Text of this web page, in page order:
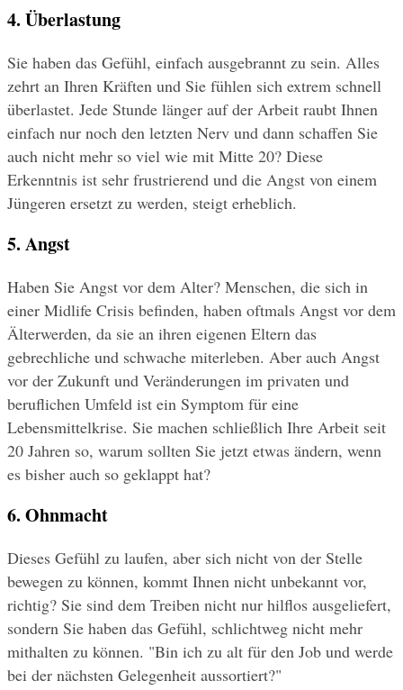
4. Überlastung
Sie haben das Gefühl, einfach ausgebrannt zu sein. Alles
zehrt an Ihren Kräften und Sie fühlen sich extrem schnell
überlastet. Jede Stunde länger auf der Arbeit raubt Ihnen
einfach nur noch den letzten Nerv und dann schaffen Sie
auch nicht mehr so viel wie mit Mitte 20? Diese
Erkenntnis ist sehr frustrierend und die Angst von einem
Jüngeren ersetzt zu werden, steigt erheblich.
5. Angst
Haben Sie Angst vor dem Alter? Menschen, die sich in
einer Midlife Crisis befinden, haben oftmals Angst vor dem
Älterwerden, da sie an ihren eigenen Eltern das
gebrechliche und schwache miterleben. Aber auch Angst
vor der Zukunft und Veränderungen im privaten und
beruflichen Umfeld ist ein Symptom für eine
Lebensmittelkrise. Sie machen schließlich Ihre Arbeit seit
20 Jahren so, warum sollten Sie jetzt etwas ändern, wenn
es bisher auch so geklappt hat?
6. Ohnmacht
Dieses Gefühl zu laufen, aber sich nicht von der Stelle
bewegen zu können, kommt Ihnen nicht unbekannt vor,
richtig? Sie sind dem Treiben nicht nur hilflos ausgeliefert,
sondern Sie haben das Gefühl, schlichtweg nicht mehr
mithalten zu können. "Bin ich zu alt für den Job und werde
bei der nächsten Gelegenheit aussortiert?"